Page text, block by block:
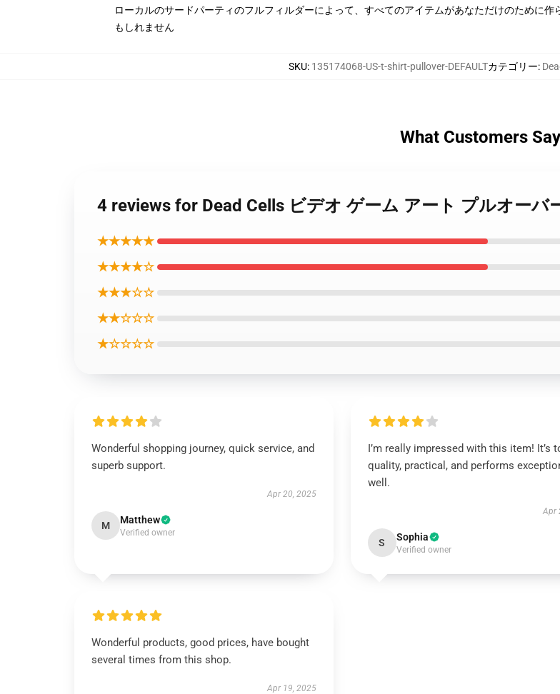
ローカルのサードパーティのフルフィルダーによって、すべてのアイテムがあなただけのために
もしれません
SKU: 135174068-US-t-shirt-pullover-DEFAULTカテゴリー:
What Customers Say
4 reviews for Dead Cells ビデオ ゲーム アート プルオーバ
★★★★★
★★★★☆
★★★☆☆
★★☆☆☆
★☆☆☆☆
Wonderful shopping journey, quick service, and
superb support.
Apr 20, 2025
M Matthew
Verified owner
I’m really impressed with this item! It’s
quality, practical, and performs
well.
Apr
S Sophia
Verified owner
Wonderful products, good prices, have bought
several times from this shop.
Apr 19, 2025